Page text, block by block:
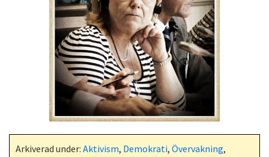
Arkiverad under: Aktivism, Demokrati, Övervakning,